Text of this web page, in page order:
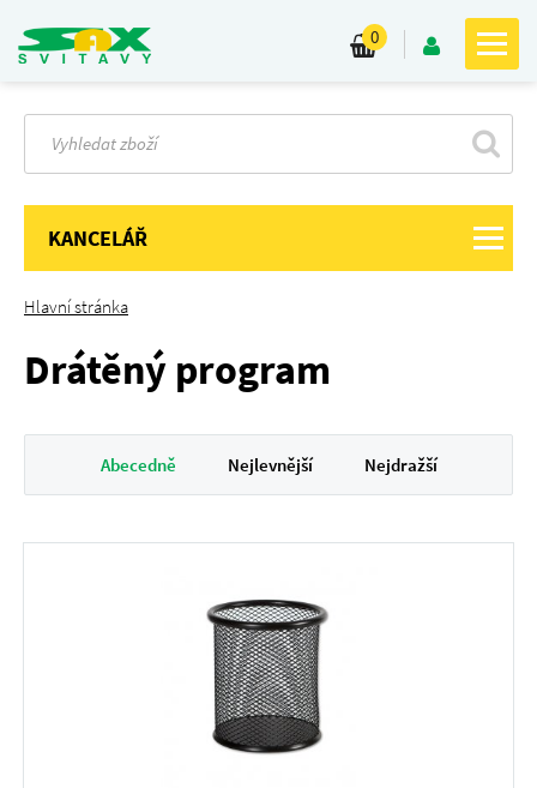
0
KANCELÁŘ
Hlavní stránka
Drátěný program
Abecedně Nejlevnější Nejdražší